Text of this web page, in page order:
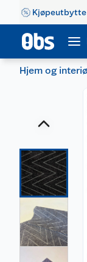
Kjøpeutbytte
Hjem og